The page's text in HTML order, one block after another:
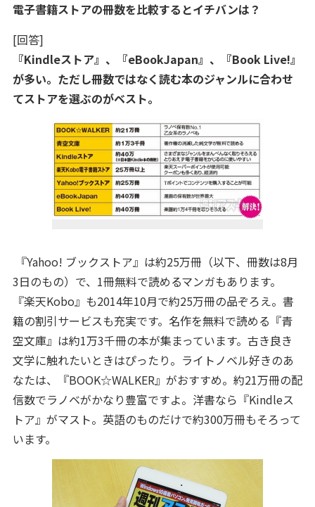
電子書籍ストアの冊数を比較するとイチバンは？
[回答]
『Kindleストア』、『eBookJapan』、『Book Live!』
が多い。ただし冊数ではなく読む本のジャンルに合わせ
てストアを選ぶのがベスト。
『Yahoo! ブックストア』は約25万冊（以下、冊数は8月
3日のもの）で、1冊無料で読めるマンガもあります。
『楽天Kobo』も2014年10月で約25万冊の品ぞろえ。書
籍の割引サービスも充実です。名作を無料で読める『青
空文庫』は約1万3千冊の本が集まっています。古き良き
文学に触れたいときはぴったり。ライトノベル好きのあ
なたは、『BOOK☆WALKER』がおすすめ。約21万冊の配
信数でラノベがかなり豊富ですよ。洋書なら『Kindleス
トア』がマスト。英語のものだけで約300万冊もそろって
います。